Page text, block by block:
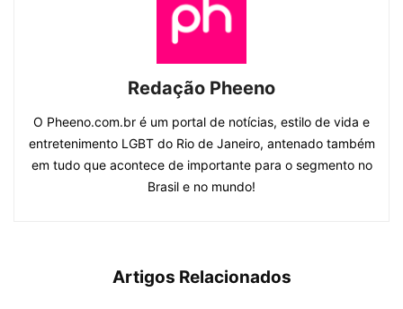
Redação Pheeno
O Pheeno.com.br é um portal de notícias, estilo de vida e
entretenimento LGBT do Rio de Janeiro, antenado também
em tudo que acontece de importante para o segmento no
Brasil e no mundo!
Artigos Relacionados